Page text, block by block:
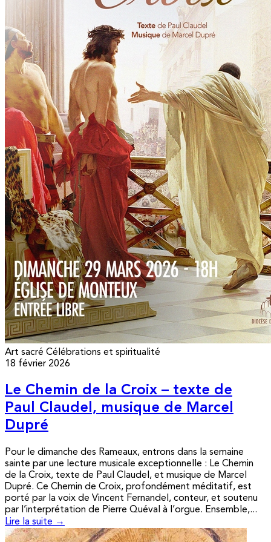
Art sacré Célébrations et spiritualité
18 février 2026
Le Chemin de la Croix – texte de
Paul Claudel, musique de Marcel
Dupré
Pour le dimanche des Rameaux, entrons dans la semaine
sainte par une lecture musicale exceptionnelle : Le Chemin
de la Croix, texte de Paul Claudel, et musique de Marcel
Dupré. Ce Chemin de Croix, profondément méditatif, est
porté par la voix de Vincent Fernandel, conteur, et soutenu
par l’interprétation de Pierre Quéval à l’orgue. Ensemble,...
Lire la suite →